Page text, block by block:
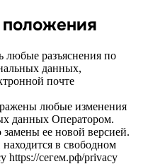
любые разъяснения по
данных,
почте
любые изменения
данных Оператором.
замены ее новой версией.
в свободном
https://сегем.рф/privacy